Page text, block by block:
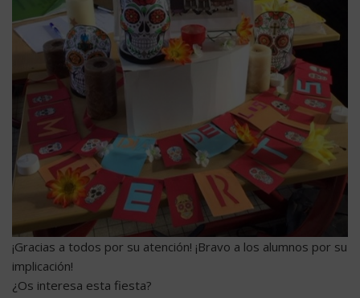
¡Gracias a todos por su atención! ¡Bravo a los alumnos por su
implicación!
¿Os interesa esta fiesta?